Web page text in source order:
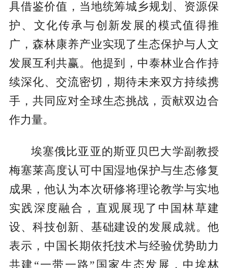
具借鉴价值，当地统筹城乡规划、资源保
护、文化传承与创新发展的模式值得推
广，森林康养产业实现了生态保护与人文
发展互利共赢。他提到，中泰林业合作持
续深化、交流密切，期待未来双方持续携
手，共同应对全球生态挑战，贡献双边合
作力量。
埃塞俄比亚亚的斯亚贝巴大学副教授
梅塞莱高度认可中国湿地保护与生态修复
成果，他认为本次研修将理论教学与实地
实践深度融合，直观展现了中国林草建
设、科技创新、基础建设的发展成就。他
表示，中国长期依托技术与经验优势助力
共建“一带一路”国家生态发展，中埃林